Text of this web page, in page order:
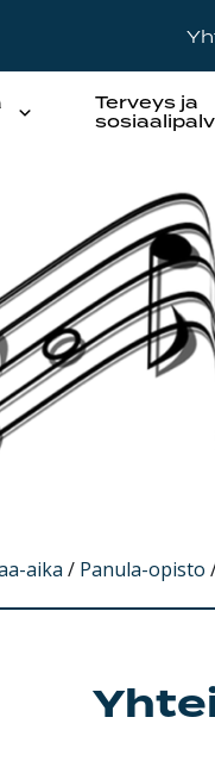
Terveys ja
aika / Panula-opisto